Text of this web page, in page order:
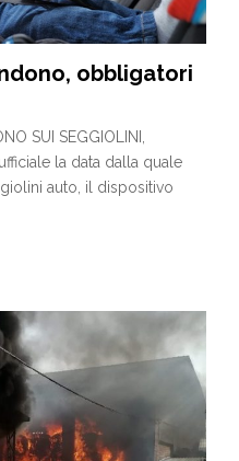
obbligatori
SUI SEGGIOLINI,
la data dalla quale
auto, il dispositivo